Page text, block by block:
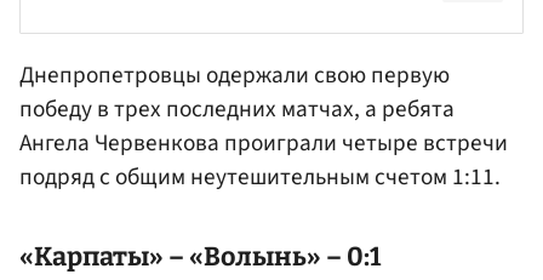
Днепропетровцы одержали свою первую
победу в трех последних матчах, а ребята
Ангела Червенкова проиграли четыре встречи
подряд с общим неутешительным счетом 1:11.
«Карпаты» – «Волынь» – 0:1